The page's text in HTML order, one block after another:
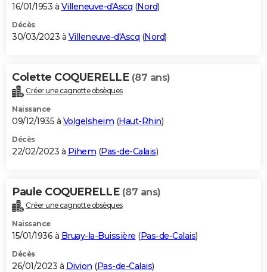
16/01/1953 à Villeneuve-d'Ascq (Nord)
Décès
30/03/2023 à Villeneuve-d'Ascq (Nord)
Colette COQUERELLE (87 ans)
Créer une cagnotte obsèques
Naissance
09/12/1935 à Volgelsheim (Haut-Rhin)
Décès
22/02/2023 à Pihem (Pas-de-Calais)
Paule COQUERELLE (87 ans)
Créer une cagnotte obsèques
Naissance
15/01/1936 à Bruay-la-Buissière (Pas-de-Calais)
Décès
26/01/2023 à Divion (Pas-de-Calais)